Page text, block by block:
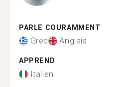
PARLE COURAMMENT
Grec Anglais
APPREND
Italien